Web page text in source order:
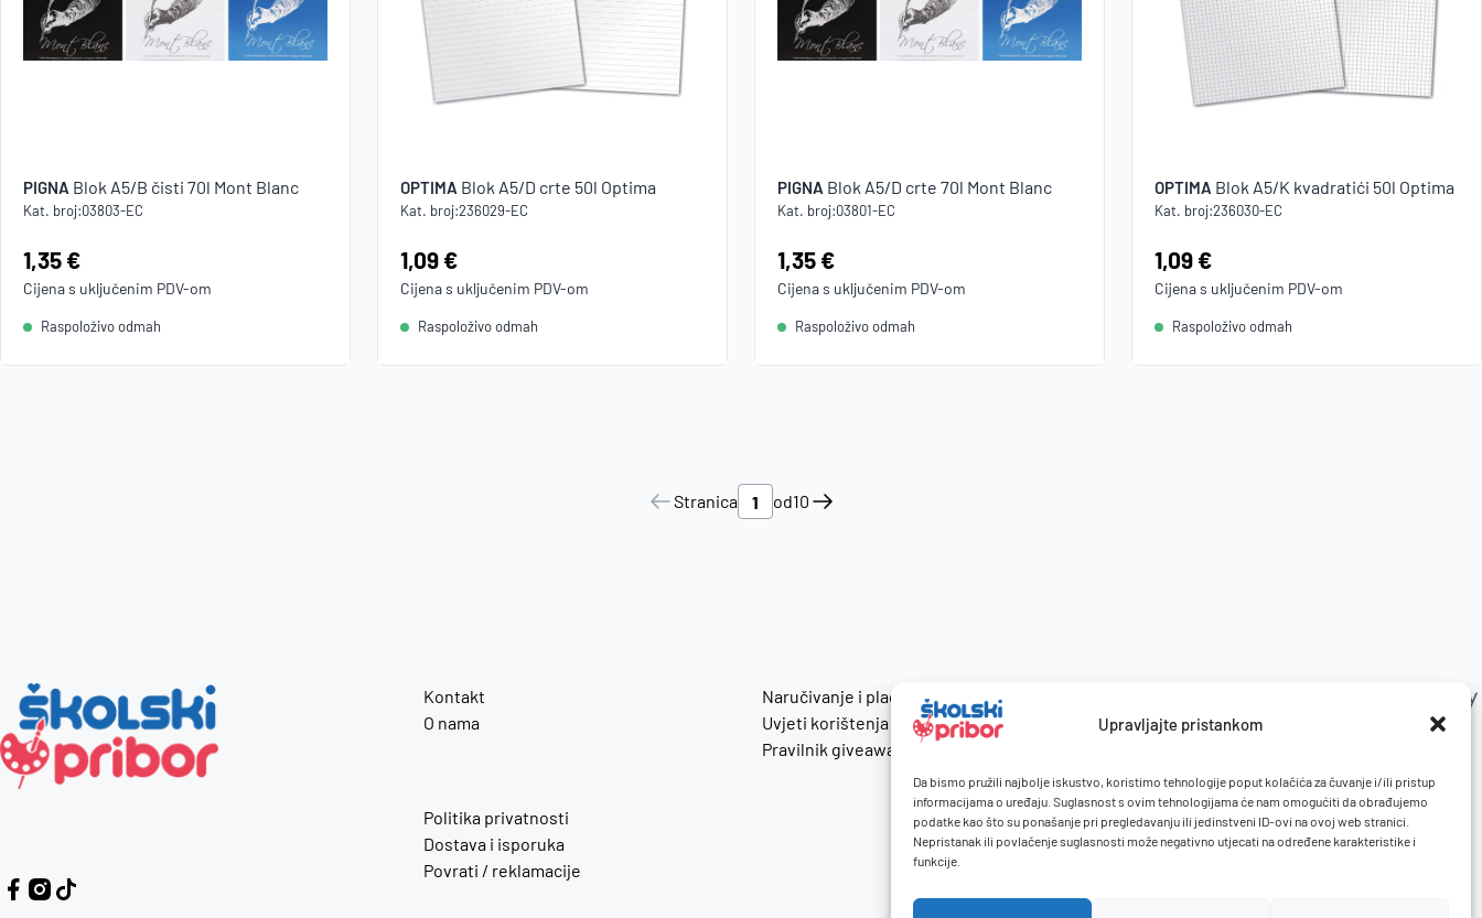
Upravljajte pristankom
Da bismo pružili najbolje iskustvo, koristimo tehnologije poput kolačića za čuvanje i/ili pristup
informacijama o uređaju. Suglasnost s ovim tehnologijama će nam omogućiti da obrađujemo
podatke kao što su ponašanje pri pregledavanju ili jedinstveni ID-ovi na ovoj web stranici.
Nepristanak ili povlačenje suglasnosti može negativno utjecati na određene karakteristike i
funkcije.
PIGNA Blok A5/B čisti 70l Mont Blanc
Kat. broj:03803-EC
Cijena:
1,35 €
Cijena s uključenim PDV-om
Raspoloživo odmah
OPTIMA Blok A5/D crte 50l Optima
Kat. broj:236029-EC
Cijena:
1,09 €
Cijena s uključenim PDV-om
Raspoloživo odmah
PIGNA Blok A5/D crte 70l Mont Blanc
Kat. broj:03801-EC
Cijena:
1,35 €
Cijena s uključenim PDV-om
Raspoloživo odmah
OPTIMA Blok A5/K kvadratići 50l Optima
Kat. broj:236030-EC
Cijena:
1,09 €
Cijena s uključenim PDV-om
Raspoloživo odmah
Stranica od10
Kontakt
O nama
Naručivanje i plaćanje
Uvjeti korištenja
Pravilnik giveaway
Politika privatnosti
Dostava i isporuka
Povrati / reklamacije